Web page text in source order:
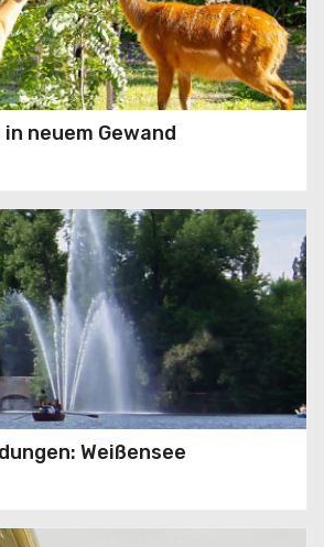
Rückkehr der Giganten
Open Air wieder auf
neuem Gewand
Weißensee